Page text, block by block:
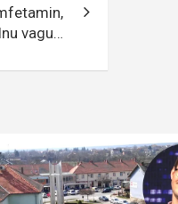
vagu…